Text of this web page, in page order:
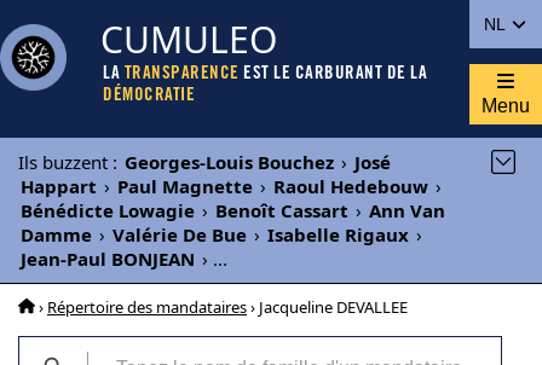
NL
CUMULEO
LA TRANSPARENCE EST LE CARBURANT DE LA
DÉMOCRATIE
Menu
Ils buzzent : Georges-Louis Bouchez › José
Happart › Paul Magnette › Raoul Hedebouw ›
Bénédicte Lowagie › Benoît Cassart › Ann Van
Damme › Valérie De Bue › Isabelle Rigaux ›
Jean-Paul BONJEAN › ...
› Répertoire des mandataires› Jacqueline DEVALLEE